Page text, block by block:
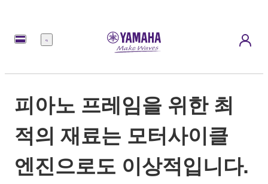
메
피아노 프레임을 위한 최
적의 재료는 모터사이클
엔진으로도 이상적입니다.